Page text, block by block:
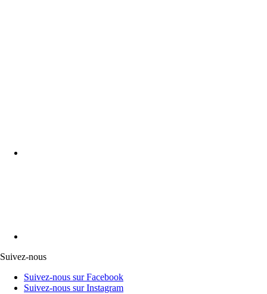
Suivez-nous
Suivez-nous sur Facebook
Suivez-nous sur Instagram